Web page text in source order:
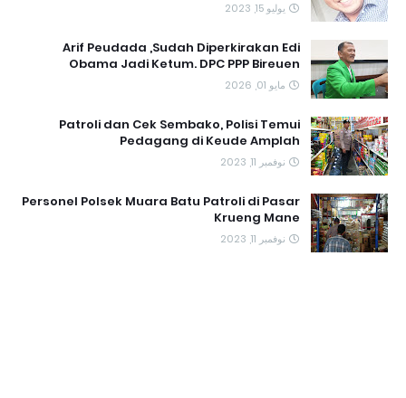
يوليو 15, 2023
Arif Peudada ,Sudah Diperkirakan Edi
Obama Jadi Ketum. DPC PPP Bireuen
مايو 01, 2026
Patroli dan Cek Sembako, Polisi Temui
Pedagang di Keude Amplah
نوفمبر 11, 2023
Personel Polsek Muara Batu Patroli di Pasar
Krueng Mane
نوفمبر 11, 2023